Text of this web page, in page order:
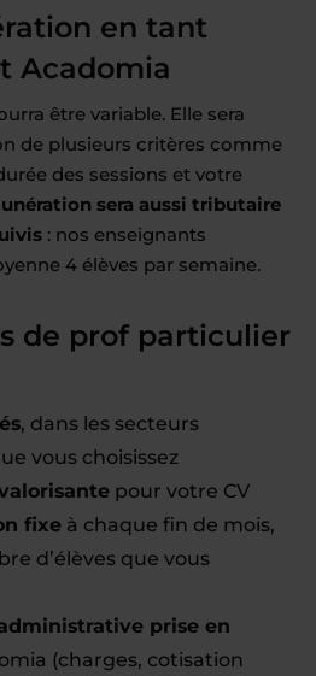
en tant
Acadomia
être variable. Elle sera
de plusieurs critères comme
des sessions et votre
sera aussi tributaire
: nos enseignants
4 élèves par semaine.
de prof particulier
, dans les secteurs
vous choisissez
pour votre CV
fixe à chaque fin de mois,
d’élèves que vous
prise en
(charges, cotisation